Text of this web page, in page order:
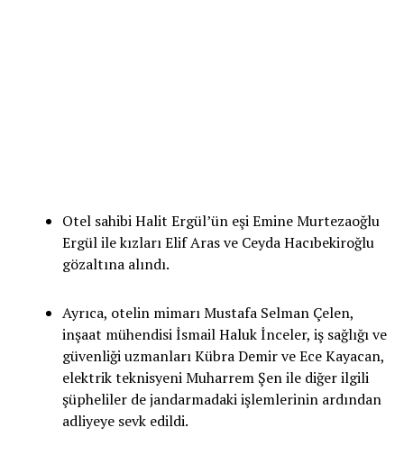
Otel sahibi Halit Ergül’ün eşi Emine Murtezaoğlu
Ergül ile kızları Elif Aras ve Ceyda Hacıbekiroğlu
gözaltına alındı.
Ayrıca, otelin mimarı Mustafa Selman Çelen,
inşaat mühendisi İsmail Haluk İnceler, iş sağlığı ve
güvenliği uzmanları Kübra Demir ve Ece Kayacan,
elektrik teknisyeni Muharrem Şen ile diğer ilgili
şüpheliler de jandarmadaki işlemlerinin ardından
adliyeye sevk edildi.